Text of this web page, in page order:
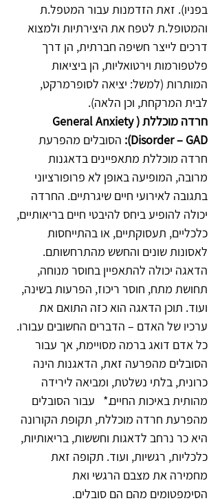
בפניו). זאת הזדמנות עבור המטפל.ת
והמטופל.ת לטפח את היצירתיות ולמצוא
דרכים לייצר חשיפה חברתית, הן דרך
פלטפורמות וירטואליות, הן ביציאות
המותרות (למשל: יציאה לסופרמרקט,
לבית המרקחת, וכן הלאה).
חרדה מוכללת (General Anxiety
Disorder – GAD):
הסובלים מהפרעת
חרדה מוכללת מתאפיינים בדאגנות
מרובה, המופיעה באופן לא פרופורציוני
בתגובה לאירועי חיים שיגרתיים. החרדה
יכולה להופיע ביחס להיבטי חיים בריאותיים,
כלכליים, תעסוקתיים, או בהתייחסות
לאסונות שונים והחשש מהתרחשותם.
הדאגה יכולה להתאפיין בחוסר מנוחה,
תחושת מתח, חוסר ריכוז, הפרעות בשינה,
ועוד. תוכן הדאגה הוא כזה התואם את
ערכיו של האדם – הדברים החשובים עבורו.
כל אדם דואג ברמה מסויימת, אך עבור
הסובלים מהפרעה זאת, הדאגנות הינה
כרונית, בלתי נשלטת, ומביאה לירידה
מהותית באיכות החיים.*   עבור הסובלים
מהפרעת חרדה מוכללת, תקופת הקורונה
היא כר נרחב לדאגות וחששות, בריאותיות,
כלכליות, רגשיות, ועוד. תקופה זאת
מחמירה את מצבם הרגשי ואת
הסימפטומים מהם הם סובלים.